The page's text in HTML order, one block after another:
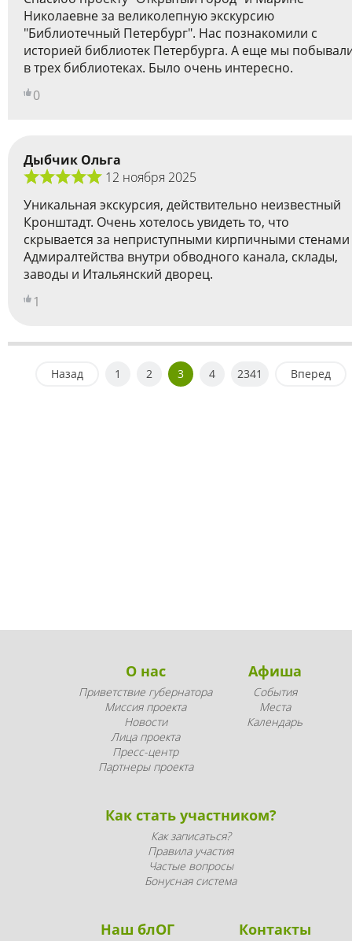
Николаевне за великолепную экскурсию
"Библиотечный Петербург". Нас познакомили с
историей библиотек Петербурга. А еще мы
в трех библиотеках. Было очень интересно.
0
Дыбчик Ольга
12 ноября 2025
Уникальная экскурсия, действительно неизвестный
Кронштадт. Очень хотелось увидеть то, что
скрывается за неприступными кирпичными стенами
Адмиралтейства внутри обводного канала, склады,
заводы и Итальянский дворец.
1
Назад 1 2 3 4 2341 Вперед
О нас
Приветствие губернатора
Миссия проекта
Новости
Лица проекта
Пресс-центр
Партнеры проекта
Афиша
События
Места
Календарь
Как стать участником?
Как записаться?
Правила участия
Частые вопросы
Бонусная система
Наш блОГ Контакты